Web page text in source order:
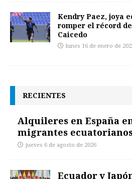
Kendry Paez, joya
romper el récord
Caicedo
lunes 16 de enero de
RECIENTES
Alquileres en España
migrantes
jueves 6 de agosto de 2026
Ecuador y